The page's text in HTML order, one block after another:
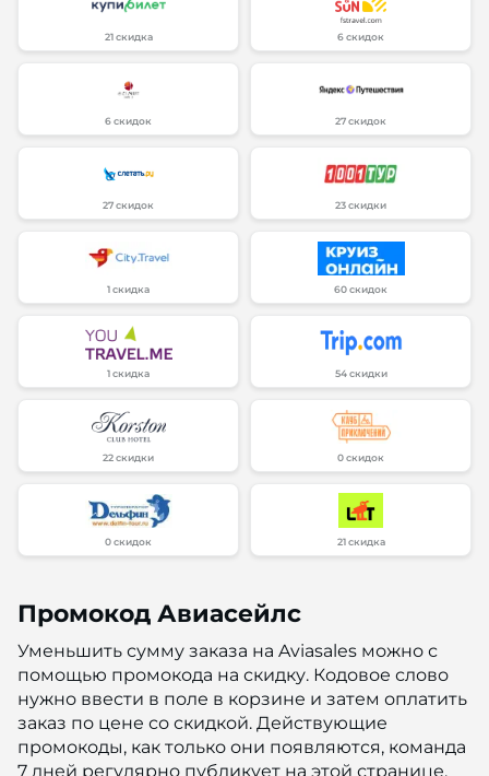
21 скидка 6 скидок
6 скидок 27 скидок
27 скидок 23 скидки
1 скидка 60 скидок
1 скидка 54 скидки
22 скидки 0 скидок
0 скидок 21 скидка
Промокод Авиасейлс
Уменьшить сумму заказа на Aviasales можно с
помощью промокода на скидку. Кодовое слово
нужно ввести в поле в корзине и затем оплатить
заказ по цене со скидкой. Действующие
промокоды, как только они появляются, команда
7 дней регулярно публикует на этой странице.